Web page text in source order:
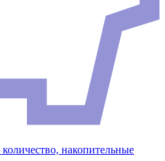
накопительные